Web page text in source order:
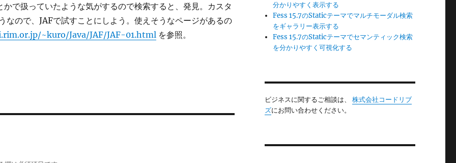
かで扱っていたような気がするので検索すると、発見。カスタ
なので、JAFで試すことにしよう。使えそうなページがあるの
~kuro/Java/JAF/JAF-01.htmlを参照。
分かりやすく表示する
Fess 15.7のStaticテーマでマルチモーダル検索
をギャラリー表示する
Fess 15.7のStaticテーマでセマンティック検索
を分かりやすく可視化する
ビジネスに関するご相談は、 株式会社コードリブ
ズにお問い合わせください。